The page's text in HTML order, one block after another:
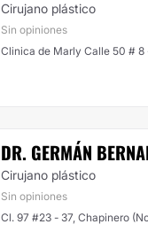
Cirujano plástico
Sin opiniones
Clinica de
DR. GERMÁN
Cirujano plástico
Sin opiniones
Cl. 97 #23 - 37, Chapinero